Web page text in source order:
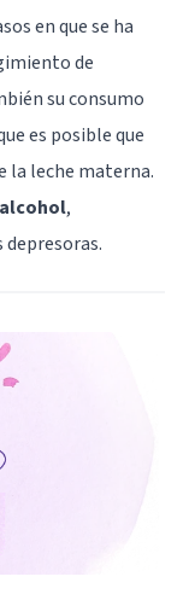
en que se ha
de
su consumo
es posible que
la leche materna.
,